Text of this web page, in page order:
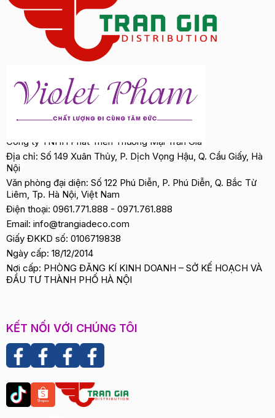
Công ty TNHH Phát Triển Thương Mại Trần Gia
Địa chỉ: Số 149 Xuân Thủy, P. Dịch Vọng Hậu, Q. Cầu Giấy, Hà
Nội
Văn phòng đại diện: Số 122 Phú Diễn, P. Phú Diễn, Q. Bắc Từ
Liêm, Tp. Hà Nội, Việt Nam
Điện thoại: 0961.771.888 - 0971.761.888
Email: info@trangiadeco.com
Giấy ĐKKD số: 0106719838
Ngày cấp: 18/12/2014
Nơi cấp: PHÒNG ĐĂNG KÍ KINH DOANH – SỞ KẾ HOẠCH VÀ
ĐẦU TƯ THÀNH PHỐ HÀ NỘI
KẾT NỐI VỚI CHÚNG TÔI